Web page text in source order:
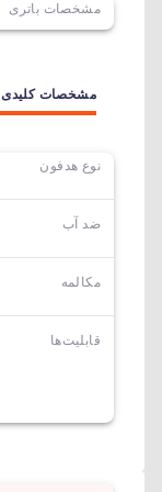
مشخصات باتری
مشخصات کلیدی
نوع هدفون
ضد آب
مکالمه
قابلیت‌ها